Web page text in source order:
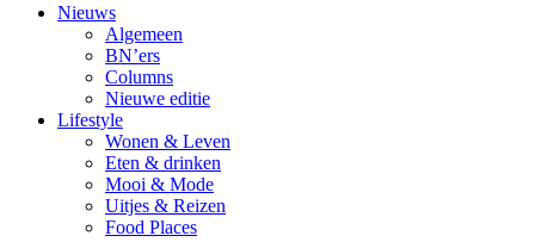
Nieuws
Algemeen
BN’ers
Columns
Nieuwe editie
Lifestyle
Wonen & Leven
Eten & drinken
Mooi & Mode
Uitjes & Reizen
Food Places